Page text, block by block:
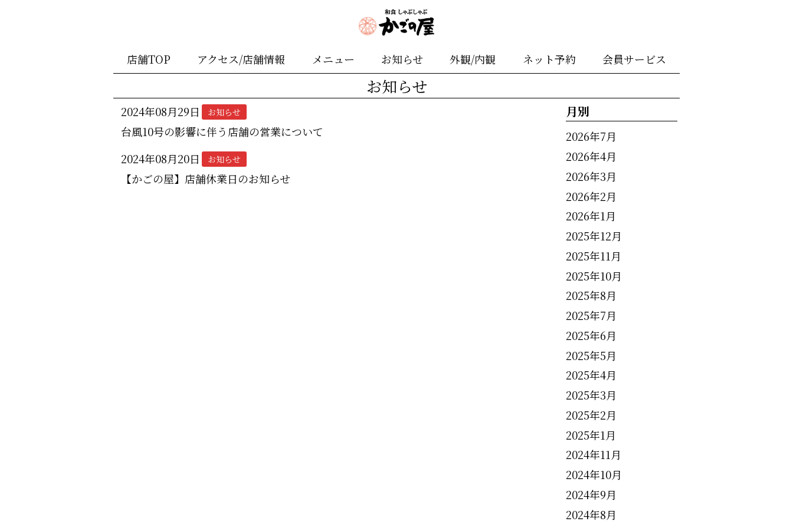
店舗TOP アクセス/店舗情報 メニュー お知らせ 外観/内観 ネット予約 会員サービス
お知らせ
2024年08月29日 お知らせ
台風10号の影響に伴う店舗の営業について
2024年08月20日
お知らせ
【かごの屋】店舗休業日のお知らせ
月別
2026年7月
2026年4月
2026年3月
2026年2月
2026年1月
2025年12月
2025年11月
2025年10月
2025年8月
2025年7月
2025年6月
2025年5月
2025年4月
2025年3月
2025年2月
2025年1月
2024年11月
2024年10月
2024年9月
2024年8月